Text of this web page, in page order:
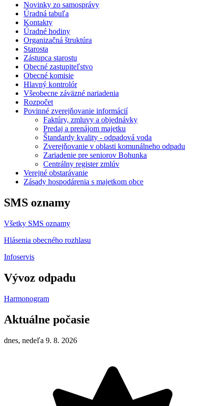
Novinky zo samosprávy
Úradná tabuľa
Kontakty
Úradné hodiny
Organizačná štruktúra
Starosta
Zástupca starostu
Obecné zastupiteľstvo
Obecné komisie
Hlavný kontrolór
Všeobecne záväzné nariadenia
Rozpočet
Povinné zverejňovanie informácií
Faktúry, zmluvy a objednávky
Predaj a prenájom majetku
Štandardy kvality - odpadová voda
Zverejňovanie v oblasti komunálneho odpadu
Zariadenie pre seniorov Bohunka
Centrálny register zmlúv
Verejné obstarávanie
Zásady hospodárenia s majetkom obce
SMS oznamy
Všetky SMS oznamy
Hlásenia obecného rozhlasu
Infoservis
Vývoz odpadu
Harmonogram
Aktuálne počasie
dnes, nedeľa 9. 8. 2026